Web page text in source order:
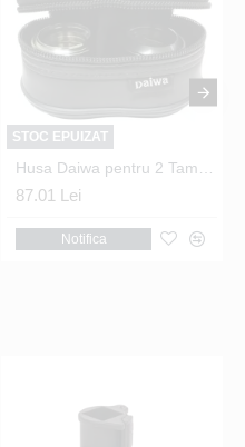
STOC EPUIZAT
87.01 Lei
Notifica